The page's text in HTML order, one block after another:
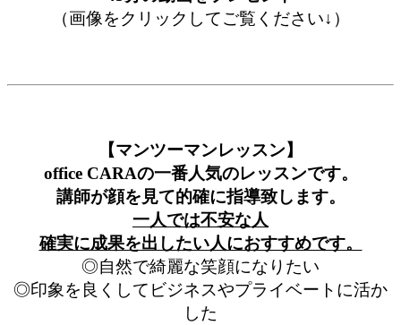
（画像をクリックしてご覧ください↓）
【マンツーマンレッスン】
office CARAの一番人気のレッスンです。
講師が顔を見て的確に指導致します。
一人では不安な人
確実に成果を出したい人におすすめです。
◎自然で綺麗な笑顔になりたい
◎印象を良くしてビジネスやプライベートに活か
した